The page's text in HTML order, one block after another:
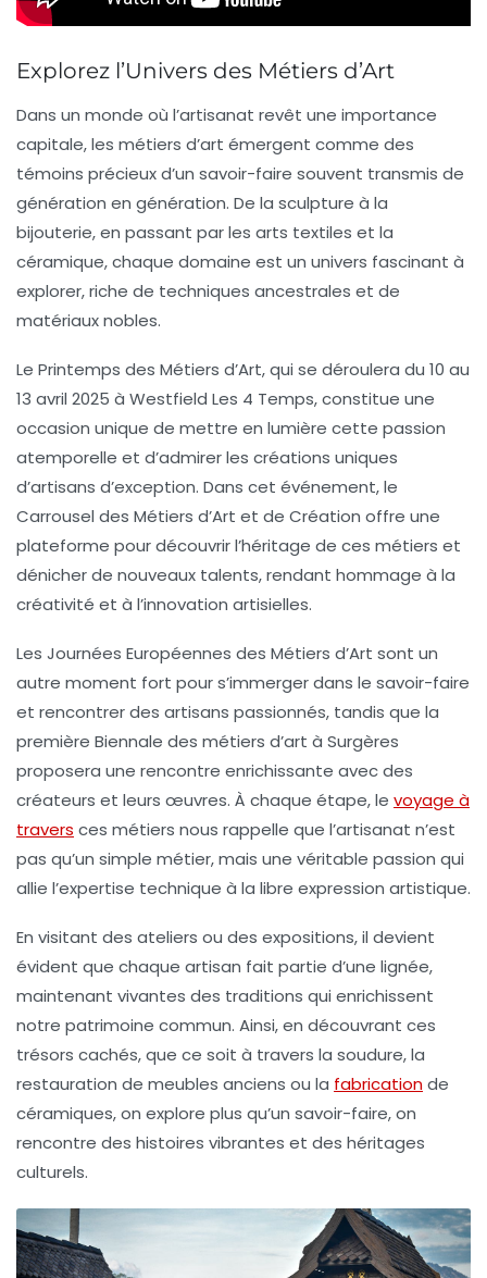
Explorez l’Univers des Métiers d’Art
Dans un monde où l’artisanat revêt une importance
capitale, les métiers d’art émergent comme des
témoins précieux d’un savoir-faire souvent transmis de
génération en génération. De la sculpture à la
bijouterie, en passant par les arts textiles et la
céramique, chaque domaine est un univers fascinant à
explorer, riche de techniques ancestrales et de
matériaux nobles.
Le Printemps des Métiers d’Art, qui se déroulera du 10 au
13 avril 2025 à Westfield Les 4 Temps, constitue une
occasion unique de mettre en lumière cette passion
atemporelle et d’admirer les créations uniques
d’artisans d’exception. Dans cet événement, le
Carrousel des Métiers d’Art et de Création offre une
plateforme pour découvrir l’héritage de ces métiers et
dénicher de nouveaux talents, rendant hommage à la
créativité et à l’innovation artisielles.
Les Journées Européennes des Métiers d’Art sont un
autre moment fort pour s’immerger dans le savoir-faire
et rencontrer des artisans passionnés, tandis que la
première Biennale des métiers d’art à Surgères
proposera une rencontre enrichissante avec des
créateurs et leurs œuvres. À chaque étape, le voyage à
travers ces métiers nous rappelle que l’artisanat n’est
pas qu’un simple métier, mais une véritable passion qui
allie l’expertise technique à la libre expression artistique.
En visitant des ateliers ou des expositions, il devient
évident que chaque artisan fait partie d’une lignée,
maintenant vivantes des traditions qui enrichissent
notre patrimoine commun. Ainsi, en découvrant ces
trésors cachés, que ce soit à travers la soudure, la
restauration de meubles anciens ou la fabricationde
céramiques, on explore plus qu’un savoir-faire, on
rencontre des histoires vibrantes et des héritages
culturels.